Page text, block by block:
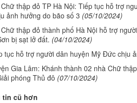
thập đỏ TP Hà Nội: Tiếp tục hỗ trợ
ảnh hưởng do bão số 3 (05/10/2024)
thập đỏ thành phố Hà Nội hỗ trợ
bị sạt lở đất. (04/10/2024)
tục hỗ trợ người dân huyện Mỹ Đức chịu
Gia Lâm: Khánh thành 02 nhà Chữ
phóng Thủ đô (07/10/2024)
tin cũ hơn